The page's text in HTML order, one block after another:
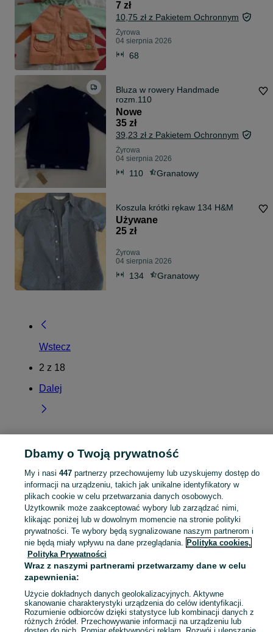
7 zł
10,75 zł z Pakietem Ochronnym
Żyrowa
04 sierpnia 2026
68
Bluza w rowery Handmade
rozm.110
Nowe
35 zł
39,23 zł z Pakietem Ochronnym
Żyrowa
04 sierpnia 2026
110 Granatowy
Koszula krótki rękaw 134 H&M
Używane
25 zł
Żyrowa
04 sierpnia 2026
134 Granatowy
Wstecz
2 z 18
Dalej
Strona główna Opolskie Żyrowa
KATEGORIA
Zobacz
Mapa kategorii
Mapa miejscowości
Mapa ministron
Popularne wyszukiwania
Dbamy o Twoją prywatność
My i nasi 447partnerzy przechowujemy lub uzyskujemy dostęp do
informacji na urządzeniu, takich jak unikalne identyfikatory w
plikach cookie w celu przetwarzania danych osobowych.
Użytkownik może zaakceptować wybory lub zarządzać nimi,
klikając poniżej lub w dowolnym momencie na stronie polityki
prywatności. Te wybory będą sygnalizowane naszym partnerom i
nie będą miały wpływu na dane przeglądania. Polityka cookies,
Polityka Prywatności
Wraz z naszymi partnerami przetwarzamy dane w celu
zapewnienia:
Użycie dokładnych danych geolokalizacyjnych. Aktywne
skanowanie charakterystyki urządzenia do celów identyfikacji.
Rozumienie odbiorców dzięki statystyce lub kombinacji danych z
różnych źródeł. Przechowywanie informacji na urządzeniu lub